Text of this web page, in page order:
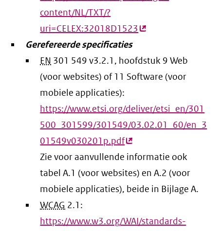
content/NL/TXT/?
uri=CELEX:32018D1523 (externe
Gerefereerde specificaties
EN 301 549 v3.2.1, hoofdstuk 9 Web
(voor websites) of 11 Software (voor
mobiele applicaties):
https://www.etsi.org/deliver/etsi_en/301
500_301599/301549/03.02.01_60/en_3
01549v030201p.pdf(externe
link)
Zie voor aanvullende informatie ook
tabel A.1 (voor websites) en A.2 (voor
mobiele applicaties), beide in Bijlage A.
WCAG 2.1:
https://www.w3.org/WAI/standards-